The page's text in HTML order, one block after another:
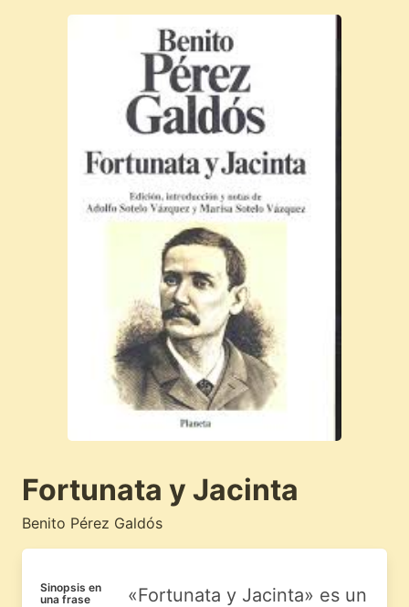
Fortunata y Jacinta
Benito Pérez Galdós
Sinopsis en
una frase
«Fortunata y Jacinta» es un